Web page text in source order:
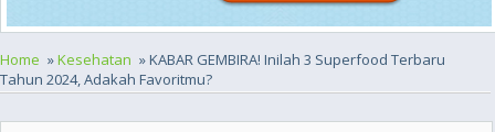
Home »Kesehatan » KABAR GEMBIRA! Inilah 3 Superfood Terbaru
Tahun 2024, Adakah Favoritmu?